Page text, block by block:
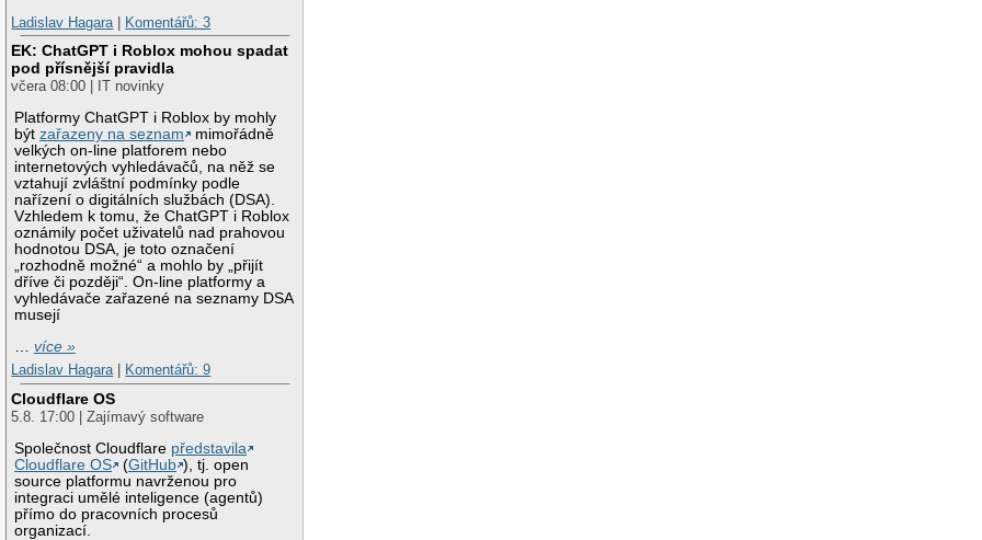
Ladislav Hagara
Komentářů: 3
EK: ChatGPT i Roblox mohou spadat
pod přísnější pravidla
včera 08:00 | IT novinky
Platformy ChatGPT i Roblox by mohly
býtzařazeny na seznam
mimořádně
velkých on-line platforem nebo
internetových vyhledávačů, na něž se
vztahují zvláštní podmínky podle
nařízení o digitálních službách (DSA).
Vzhledem k tomu, že ChatGPT i Roblox
oznámily počet uživatelů nad prahovou
hodnotou DSA, je toto označení
„rozhodně možné“ a mohlo by „přijít
dříve či později“. On-line platformy a
vyhledávače zařazené na seznamy DSA
musejí
…více »
Ladislav Hagara| Komentářů: 9
Cloudflare OS
5.8. 17:00 | Zajímavý software
Společnost Cloudflare představila
Cloudflare OS
(GitHub ), tj. open
source platformu navrženou pro
integraci umělé inteligence (agentů)
přímo do pracovních procesů
organizací.